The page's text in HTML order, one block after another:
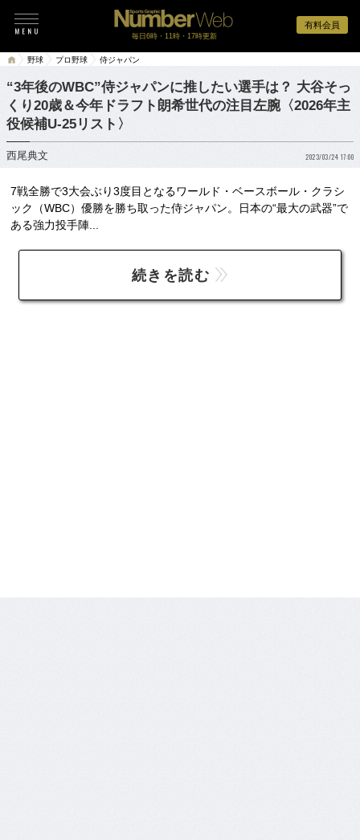
有料会員
毎日6時・11時・17時更新
野球 プロ野球 侍ジャパン
“3年後のWBC”侍ジャパンに推したい選手は？ 大谷そっ
くり20歳＆今年ドラフト朗希世代の注目左腕〈2026年主
役候補U-25リスト〉
西尾典文 2023/03/24 17:00
7戦全勝で3大会ぶり3度目となるワールド・ベースボール・クラシ
ック（WBC）優勝を勝ち取った侍ジャパン。日本の“最大の武器”で
ある強力投手陣...
続きを読む